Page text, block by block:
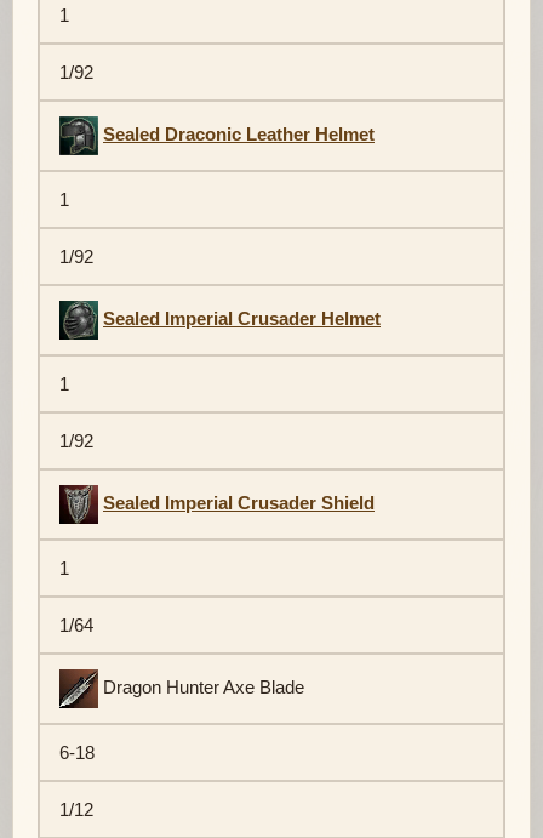
1
1/92
Sealed Draconic Leather Helmet
1
1/92
Sealed Imperial Crusader Helmet
1
1/92
Sealed Imperial Crusader Shield
1
1/64
Dragon Hunter Axe Blade
6-18
1/12